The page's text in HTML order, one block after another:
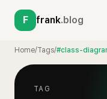
F frank.blog
Home/Tags/#class-
TAG